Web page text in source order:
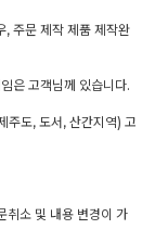
, 주문 제작 제품 제작완
은 고객님께 있습니다.
주도, 도서, 산간지역) 고
취소 및 내용 변경이 가